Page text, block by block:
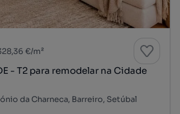
€/m²
- T2 para remodelar na Cidade
da Charneca, Barreiro, Setúbal